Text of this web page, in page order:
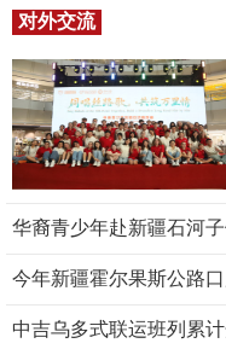
对外交流
华裔青少年赴新疆石河
今年新疆霍尔果斯公路
中吉乌多式联运班列累计